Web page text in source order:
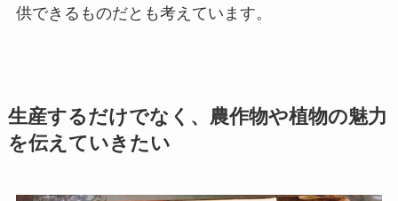
供できるものだとも考えています。
生産するだけでなく、農作物や植物の魅力
を伝えていきたい